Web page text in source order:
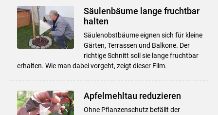
Säulenbäume lange fruchtbar
halten
Säulenobstbäume eignen sich für kleine
Gärten, Terrassen und Balkone. Der
richtige Schnitt soll sie lange fruchtbar
erhalten. Wie man dabei vorgeht, zeigt dieser Film.
Apfelmehltau reduzieren
Ohne Pflanzenschutz befällt der